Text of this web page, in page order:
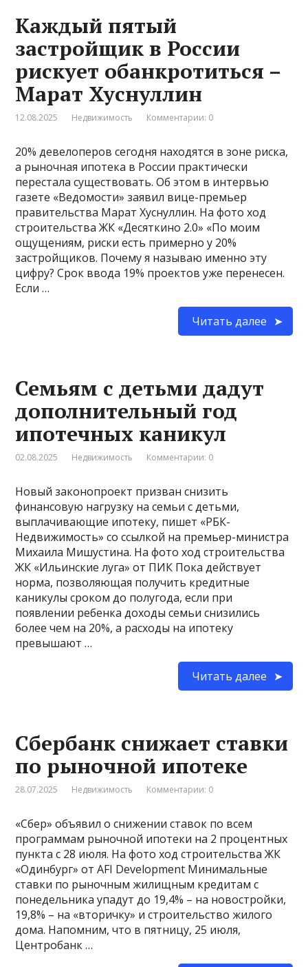
Каждый пятый
застройщик в России
рискует обанкротиться –
Марат Хуснуллин
12.08.2025 Недвижимость Комментарии: 0
20% девелоперов сегодня находятся в зоне риска,
а рыночная ипотека в России практически
перестала существовать. Об этом в интервью
газете «Ведомости» заявил вице-премьер
правительства Марат Хуснуллин. На фото ход
строительства ЖК «Десяткино 2.0» «По моим
ощущениям, риски есть примерно у 20%
застройщиков. Почему я называю именно эту
цифру? Срок ввода 19% проектов уже перенесен.
Если …
Читать далее
Семьям с детьми дадут
дополнительный год
ипотечных каникул
02.08.2025 Недвижимость Комментарии: 0
Новый законопроект призван снизить
финансовую нагрузку на семьи с детьми,
выплачивающие ипотеку, пишет «РБК-
Недвижимость» со ссылкой на премьер-министра
Михаила Мишустина. На фото ход строительства
ЖК «Ильинские луга» от ПИК Пока действует
норма, позволяющая получить кредитные
каникулы сроком до полугода, если при
появлении ребенка доходы семьи снизились
более чем на 20%, а расходы на ипотеку
превышают …
Читать далее
Сбербанк снижает ставки
по рыночной ипотеке
28.07.2025 Недвижимость Комментарии: 0
«Сбер» объявил о снижении ставок по всем
программам рыночной ипотеки на 2 процентных
пункта с 28 июля. На фото ход строительства ЖК
«Одинбург» от AFI Development Минимальные
ставки по рыночным жилищным кредитам с
понедельника упадут до 19,4% – на новостройки,
19,8% – на «вторичку» и строительство жилого
дома. Напомним, что в пятницу, 25 июля,
Центробанк …